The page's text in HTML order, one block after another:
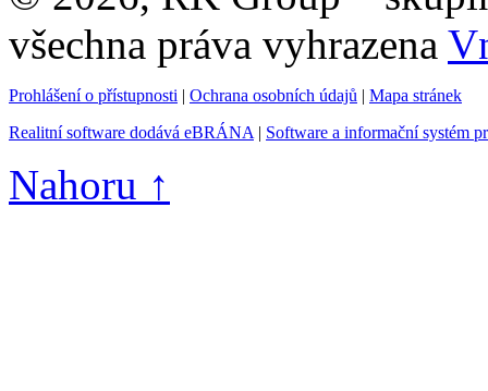
všechna práva vyhrazena
Prohlášení o přístupnosti | Ochrana osobních údajů | Mapa stránek
Realitní software dodává eBRÁNA | Software a informační systém
Nahoru ↑